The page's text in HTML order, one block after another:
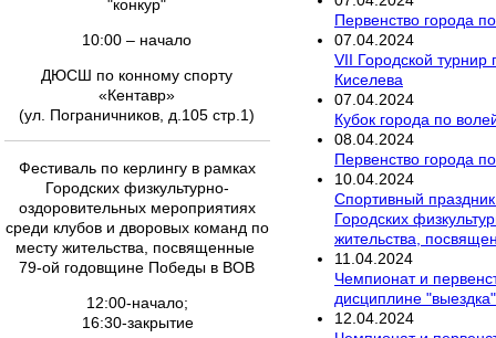
"конкур"
10:00 – начало
ДЮСШ по конному спорту
«Кентавр»
(ул. Пограничников, д.105 стр.1)
Фестиваль по керлингу в рамках
Городских физкультурно-
оздоровительных мероприятиях
среди клубов и дворовых команд по
месту жительства, посвященные
79-ой годовщине Победы в ВОВ
12:00-начало;
16:30-закрытие
Первенство города
07 04 2024
VII Городской
Киселева
07 04 2024
Кубок города по
08 04 2024
Первенство города
10 04 2024
Спортивный
Городских
жительства,
11 04 2024
Чемпионат и
дисциплине "выездка"
12 04 2024